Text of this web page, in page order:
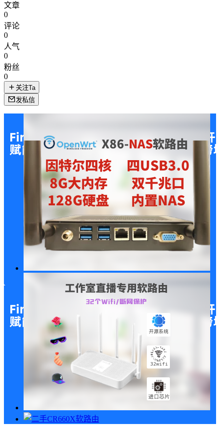
文章
0
评论
0
人气
0
粉丝
0
关注Ta
发私信